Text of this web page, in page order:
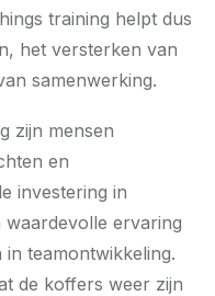
training helpt dus
het versterken van
samenwerking.
zijn mensen
en
investering in
ervaring
teamontwikkeling.
de koffers weer zijn